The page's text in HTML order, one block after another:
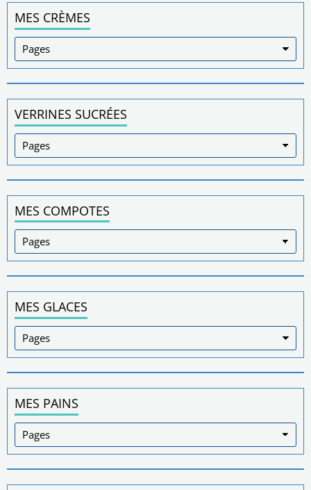
MES CRÈMES
VERRINES SUCRÉES
MES COMPOTES
MES GLACES
MES PAINS